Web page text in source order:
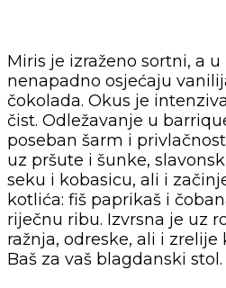
Miris je izraženo sortni, a
nenapadno osjećaju
čokolada. Okus je
čist. Odležavanje u
poseban šarm i
uz pršute i šunke,
seku i kobasicu, ali i
kotlića: fiš paprikaš i
riječnu ribu. Izvrsna je uz
ražnja, odreske, ali i zrelije
Baš za vaš blagdanski stol.